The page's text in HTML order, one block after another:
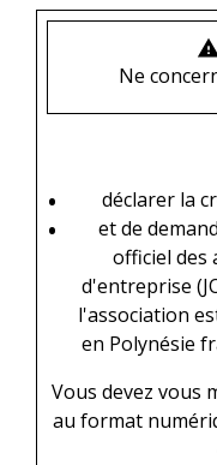
warning
Ne
déclarer la
et de
officiel des
d'entreprise
l'association
en Polynésie
Vous devez vous
au format